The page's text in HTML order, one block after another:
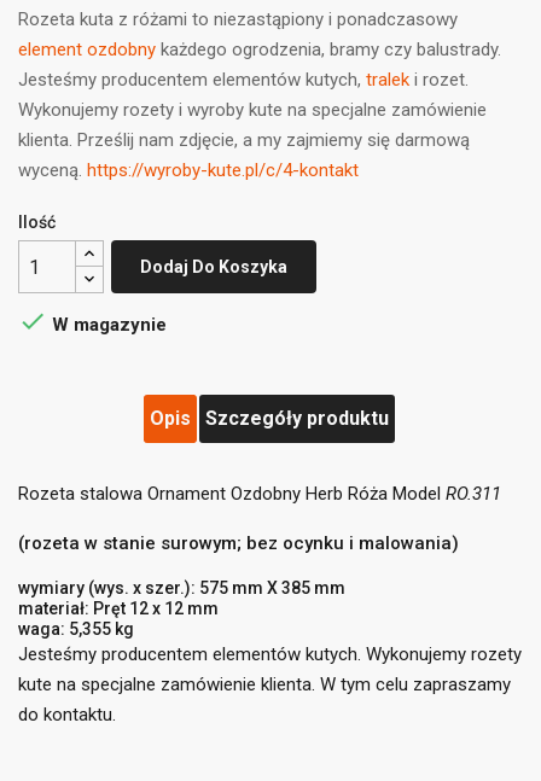
add_circle_outline Utwórz nową listę
((cancelText)) ((createText))
Zaloguj się
liście życzeń.
((cancelText)) ((loginText))
Rozeta kuta z różami to niezastąpiony i ponadczasowy
element ozdobny każdego ogrodzenia, bramy czy balustrady.
Jesteśmy producentem elementów kutych, tralek i rozet.
Wykonujemy rozety i wyroby kute na specjalne zamówienie
klienta. Prześlij nam zdjęcie, a my zajmiemy się darmową
wyceną. https://wyroby-kute.pl/c/4-kontakt
Ilość
Dodaj Do Koszyka
 W magazynie
Opis Szczegóły produktu
Rozeta stalowa Ornament Ozdobny Herb Róża Model RO.311
(rozeta w stanie surowym; bez ocynku i malowania)
wymiary (wys. x szer.): 575 mm X 385 mm
materiał: Pręt 12 x 12 mm
waga: 5,355 kg
Jesteśmy producentem elementów kutych. Wykonujemy rozety
kute na specjalne zamówienie klienta. W tym celu zapraszamy
do kontaktu.